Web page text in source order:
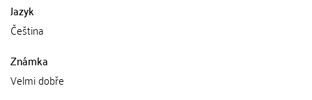
Jazyk
Čeština
Známka
Velmi dobře